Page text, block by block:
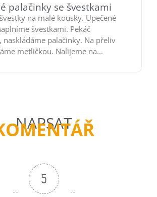
palačinky se švestkami
na malé kousky. Upečené
švestkami. Pekáč
naskládáme palačinky. Na přeliv
metličkou. Nalijeme na...
NAPSAT
5